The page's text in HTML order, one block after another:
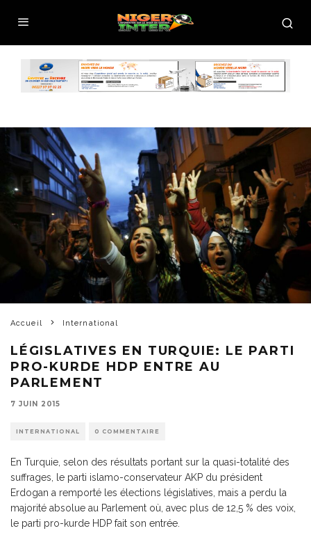
Accueil International
LÉGISLATIVES EN TURQUIE: LE PARTI
PRO-KURDE HDP ENTRE AU
PARLEMENT
7 JUIN 2015
INTERNATIONAL 0 COMMENTAIRE
En Turquie, selon des résultats portant sur la quasi-totalité des
suffrages, le parti islamo-conservateur AKP du président
Erdogan a remporté les élections législatives, mais a perdu la
majorité absolue au Parlement où, avec plus de 12,5 % des voix,
le parti pro-kurde HDP fait son entrée.